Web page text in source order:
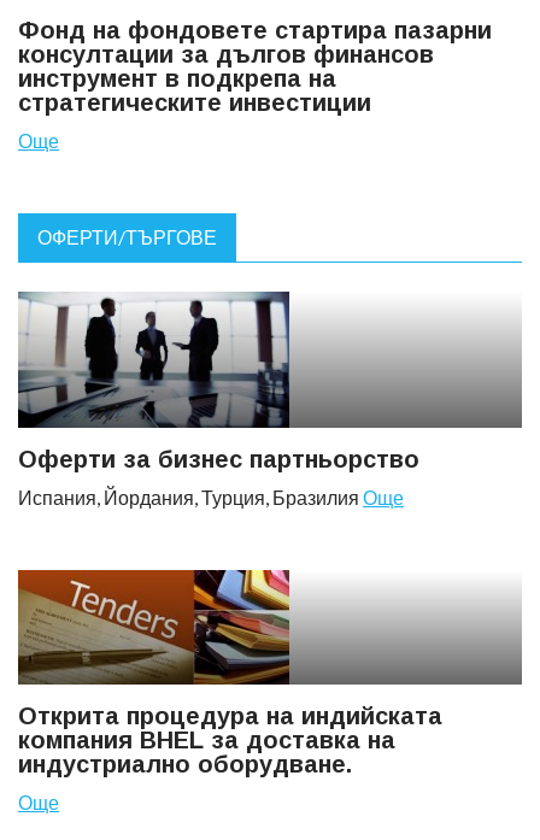
Фонд на фондовете стартира пазарни
консултации за дългов финансов
инструмент в подкрепа на
стратегическите инвестиции
Още
ОФЕРТИ/ТЪРГОВЕ
Оферти за бизнес партньорство
Испания, Йордания, Турция, Бразилия Още
Открита процедура на индийската
компания BHEL за доставка на
индустриално оборудване.
Още